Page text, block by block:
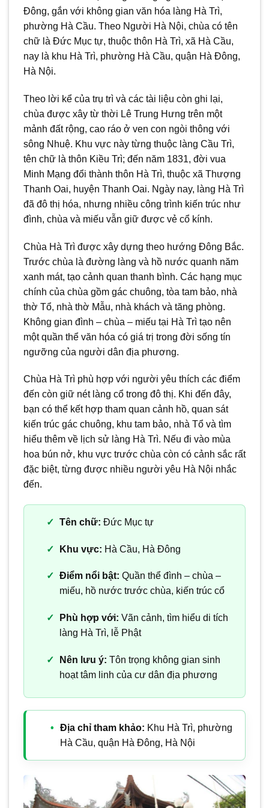
Đông, gắn với không gian văn hóa làng Hà Trì,
phường Hà Cầu. Theo Người Hà Nội, chùa có tên
chữ là Đức Mục tự, thuộc thôn Hà Trì, xã Hà Cầu,
nay là khu Hà Trì, phường Hà Cầu, quận Hà Đông,
Hà Nội.
Theo lời kể của trụ trì và các tài liệu còn ghi lại,
chùa được xây từ thời Lê Trung Hưng trên một
mảnh đất rộng, cao ráo ở ven con ngòi thông với
sông Nhuệ. Khu vực này từng thuộc làng Cầu Trì,
tên chữ là thôn Kiều Trì; đến năm 1831, đời vua
Minh Mạng đổi thành thôn Hà Trì, thuộc xã Thượng
Thanh Oai, huyện Thanh Oai. Ngày nay, làng Hà Trì
đã đô thị hóa, nhưng nhiều công trình kiến trúc như
đình, chùa và miếu vẫn giữ được vẻ cổ kính.
Chùa Hà Trì được xây dựng theo hướng Đông Bắc.
Trước chùa là đường làng và hồ nước quanh năm
xanh mát, tạo cảnh quan thanh bình. Các hạng mục
chính của chùa gồm gác chuông, tòa tam bảo, nhà
thờ Tổ, nhà thờ Mẫu, nhà khách và tăng phòng.
Không gian đình – chùa – miếu tại Hà Trì tạo nên
một quần thể văn hóa có giá trị trong đời sống tín
ngưỡng của người dân địa phương.
Chùa Hà Trì phù hợp với người yêu thích các điểm
đến còn giữ nét làng cổ trong đô thị. Khi đến đây,
bạn có thể kết hợp tham quan cảnh hồ, quan sát
kiến trúc gác chuông, khu tam bảo, nhà Tổ và tìm
hiểu thêm về lịch sử làng Hà Trì. Nếu đi vào mùa
hoa bún nở, khu vực trước chùa còn có cảnh sắc rất
đặc biệt, từng được nhiều người yêu Hà Nội nhắc
đến.
Tên chữ: Đức Mục tự
Khu vực: Hà Cầu, Hà Đông
Điểm nổi bật: Quần thể đình – chùa –
miếu, hồ nước trước chùa, kiến trúc cổ
Phù hợp với: Vãn cảnh, tìm hiểu di tích
làng Hà Trì, lễ Phật
Nên lưu ý: Tôn trọng không gian sinh
hoạt tâm linh của cư dân địa phương
Địa chỉ tham khảo: Khu Hà Trì, phường
Hà Cầu, quận Hà Đông, Hà Nội